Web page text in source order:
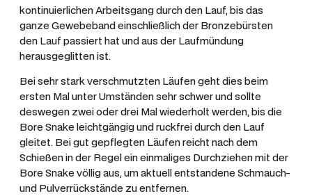
e
n
g
e
kontinuierlichen Arbeitsgang durch den Lauf, bis das
ganze Gewebeband einschließlich der Bronzebürsten
den Lauf passiert hat und aus der Laufmündung
herausgeglitten ist.
Bei sehr stark verschmutzten Läufen geht dies beim
ersten Mal unter Umständen sehr schwer und sollte
deswegen zwei oder drei Mal wiederholt werden, bis die
Bore Snake leichtgängig und ruckfrei durch den Lauf
gleitet. Bei gut gepflegten Läufen reicht nach dem
Schießen in der Regel ein einmaliges Durchziehen mit der
Bore Snake völlig aus, um aktuell entstandene Schmauch-
und Pulverrückstände zu entfernen.